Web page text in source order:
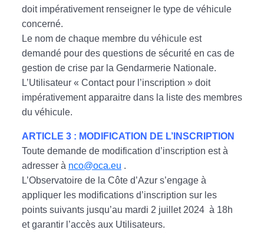
doit impérativement renseigner le type de véhicule
concerné.
Le nom de chaque membre du véhicule est
demandé pour des questions de sécurité en cas de
gestion de crise par la Gendarmerie Nationale.
L’Utilisateur « Contact pour l’inscription » doit
impérativement apparaitre dans la liste des membres
du véhicule.
ARTICLE 3 : MODIFICATION DE L’INSCRIPTION
Toute demande de modification d’inscription est à
adresser à nco@oca.eu .
L’Observatoire de la Côte d’Azur s’engage à
appliquer les modifications d’inscription sur les
points suivants jusqu’au mardi 2 juillet 2024 à 18h
et garantir l’accès aux Utilisateurs.